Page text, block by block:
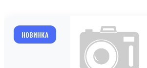
НОВИНКА